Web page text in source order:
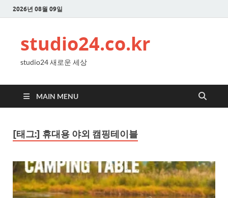
2026년 08월 09일
studio24.co.kr
studio24 새로운 세상
MAIN MENU
[태그:] 휴대용 야외 캠핑테이블